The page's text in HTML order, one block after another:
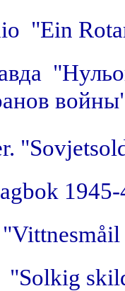
"Ein